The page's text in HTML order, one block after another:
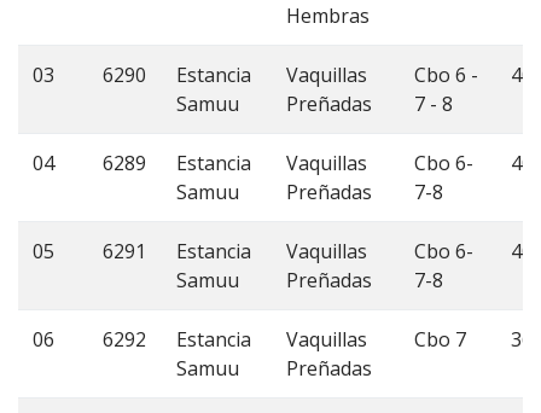
Hembras
03 6290
Estancia
Samuu
Vaquillas
Preñadas
Cbo 6 -
7 - 8
40
04 6289
Estancia
Samuu
Vaquillas
Preñadas
Cbo 6-
7-8
40
05 6291
Estancia
Samuu
Vaquillas
Preñadas
Cbo 6-
7-8
40
06 6292
Estancia
Samuu
Vaquillas
Preñadas
Cbo 7 36